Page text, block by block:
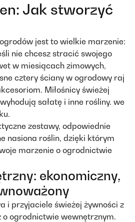
Jak stworzyć
jest to wielkie marzenie:
nie chcesz stracić swojego
w miesiącach zimowych,
cztery ściany w ogrodowy raj
Miłośnicy świeżej
sałatę i inne rośliny. we
zestawy, odpowiednie
nasiona roślin, dzięki którym
marzenie o ogrodnictwie
ekonomiczny,
i przyjaciele świeżej żywności z
o ogrodnictwie wewnętrznym.